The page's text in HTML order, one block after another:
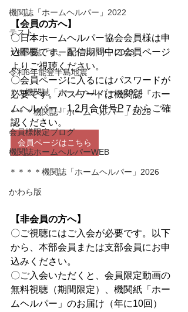
機関誌「ホームヘルパー」2022
テスト
＊機関誌「ホームヘルパー」2023
令和6年能登半島地震
＊＊機関誌「ホームヘルパー」2024
＊＊＊機関誌「ホームヘルパー」2025
会員様限定ブログ
機関誌ホームヘルパーWEB
＊＊＊＊機関誌「ホームヘルパー」2026
かわら版
【会員の方へ】
〇日本ホームヘルパー協会会員様は申
込不要です。配信期間中に会員ページ
よりご視聴ください。
〇会員ページに入るにはパスワードが
必要です。パスワードは機関誌『ホー
ムヘルパー』1,2月合併号P７からご確
認ください。
会員ページはこちら
【非会員の方へ】
〇ご視聴にはご入会が必要です。以下
から、本部会員または支部会員にお申
込みください。
〇ご入会いただくと、会員限定動画の
無料視聴（期間限定）、機関紙「ホー
ムヘルパー」のお届け（年に10回）